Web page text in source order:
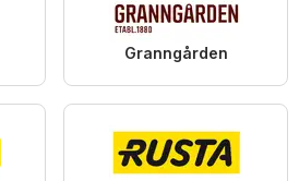
Granngården